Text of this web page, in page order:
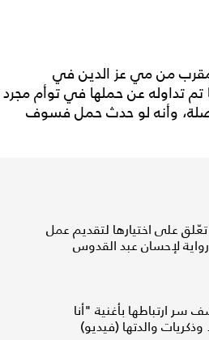
مقرب من مي عز الدين في
تداوله عن حملها في توأم مجرد
وأنه لو حدث حمل فسوف
تعّلق على اختيارها لتقديم عمل
لإحسان عبد القدوس
سر ارتباطها بأغنية "أنا
والدتها (فيديو)